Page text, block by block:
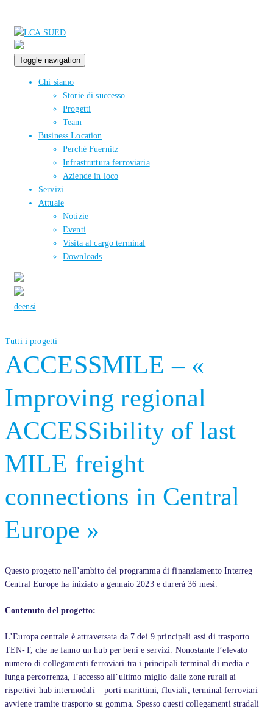
Toggle navigation
Chi siamo
Storie di successo
Progetti
Team
Business Location
Perché Fuernitz
Infrastruttura ferroviaria
Aziende in loco
Servizi
Attuale
Notizie
Eventi
Visita al cargo terminal
Downloads
deensi
Tutti i progetti
ACCESSMILE – «
Improving regional
ACCESSibility of last
MILE freight
connections in Central
Europe »
Questo progetto nell’ambito del programma di finanziamento Interreg
Central Europe ha iniziato a gennaio 2023 e durerà 36 mesi.
Contenuto del progetto:
L’Europa centrale è attraversata da 7 dei 9 principali assi di trasporto
TEN-T, che ne fanno un hub per beni e servizi. Nonostante l’elevato
numero di collegamenti ferroviari tra i principali terminal di media e
lunga percorrenza, l’accesso all’ultimo miglio dalle zone rurali ai
rispettivi hub intermodali – porti marittimi, fluviali, terminal ferroviari –
avviene tramite trasporto su gomma. Spesso questi collegamenti stradali